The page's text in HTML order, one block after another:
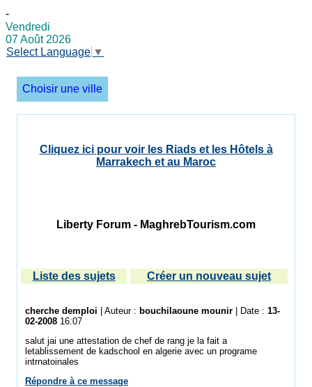
-
Vendredi
07 Août 2026
Select Language ▼
Choisir une ville
Cliquez ici pour voir les Riads et les Hôtels à
Marrakech et au Maroc
Liberty Forum - MaghrebTourism.com
Liste des sujets Créer un nouveau sujet
cherche demploi | Auteur : bouchilaoune mounir | Date : 13-
02-2008 16:07
salut jai une attestation de chef de rang je la fait a
letablissement de kadschool en algerie avec un programe
intrnatoinales
Répondre à ce message